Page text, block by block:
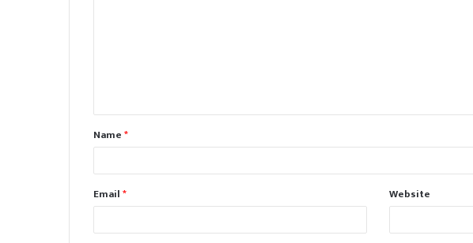
t
*Name*
Email* Website